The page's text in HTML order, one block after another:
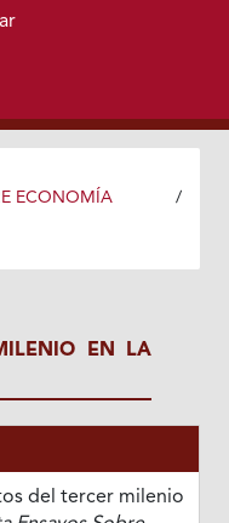
ECONOMÍA
/
EN LA
del tercer milenio